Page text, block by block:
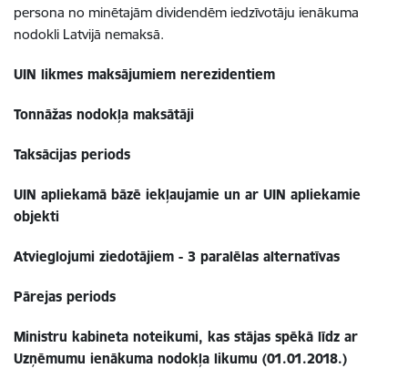
persona no minētajām dividendēm iedzīvotāju ienākuma
nodokli Latvijā nemaksā.
UIN likmes maksājumiem nerezidentiem
Tonnāžas nodokļa maksātāji
Taksācijas periods
UIN apliekamā bāzē iekļaujamie un ar UIN apliekamie
objekti
Atvieglojumi ziedotājiem - 3 paralēlas alternatīvas
Pārejas periods
Ministru kabineta noteikumi, kas stājas spēkā līdz ar
Uzņēmumu ienākuma nodokļa likumu (01.01.2018.)